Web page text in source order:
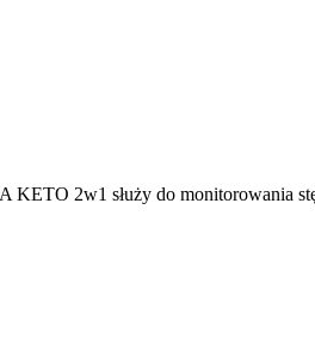
2w1 służy do monitorowania